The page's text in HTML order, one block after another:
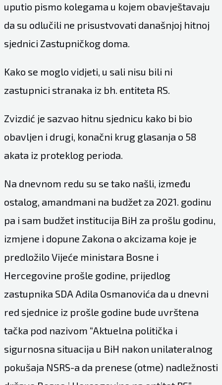
uputio pismo kolegama u kojem obavještavaju
da su odlučili ne prisustvovati današnjoj hitnoj
sjednici Zastupničkog doma.
Kako se moglo vidjeti, u sali nisu bili ni
zastupnici stranaka iz bh. entiteta RS.
Zvizdić je sazvao hitnu sjednicu kako bi bio
obavljen i drugi, konačni krug glasanja o 58
akata iz proteklog perioda.
Na dnevnom redu su se tako našli, između
ostalog, amandmani na budžet za 2021. godinu
pa i sam budžet institucija BiH za prošlu godinu,
izmjene i dopune Zakona o akcizama koje je
predložilo Vijeće ministara Bosne i
Hercegovine prošle godine, prijedlog
zastupnika SDA Adila Osmanovića da u dnevni
red sjednice iz prošle godine bude uvrštena
tačka pod nazivom “Aktuelna politička i
sigurnosna situacija u BiH nakon unilateralnog
pokušaja NSRS-a da prenese (otme) nadležnosti